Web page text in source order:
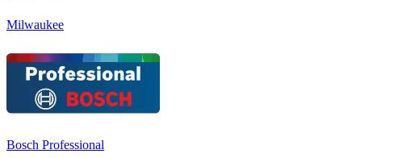
Milwaukee
Bosch Professional